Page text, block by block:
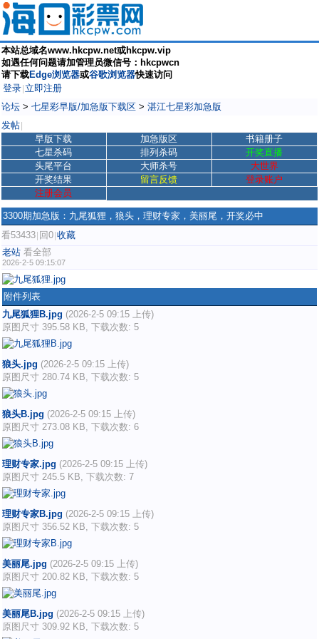
本站总域名www.hkcpw.net或hkcpw.vip
如遇任何问题请加管理员微信号：hkcpwcn
请下载Edge浏览器或谷歌浏览器快速访问
登录 立即注册
论坛 > 七星彩早版/加急版下载区 > 湛江七星彩加急版
发帖
早版下载 加急版区
书籍册子
七星杀码
排列杀码
开奖直播
头尾平台
大师杀号
大世界
开奖结果
留言反馈
登录账户
注册会员
3300期加急版：九尾狐狸，狼头，理财专家，美丽尾，开奖必中
看53433 回0 收藏
老站 看全部
2026-2-5 09:15:07
附件列表
九尾狐狸B.jpg (2026-2-5 09:15 上传)
原图尺寸 395.58 KB, 下载次数: 5
狼头.jpg (2026-2-5 09:15 上传)
原图尺寸 280.74 KB, 下载次数: 5
狼头B.jpg (2026-2-5 09:15 上传)
原图尺寸 273.08 KB, 下载次数: 6
理财专家.jpg (2026-2-5 09:15 上传)
原图尺寸 245.5 KB, 下载次数: 7
理财专家B.jpg (2026-2-5 09:15 上传)
原图尺寸 356.52 KB, 下载次数: 5
美丽尾.jpg (2026-2-5 09:15 上传)
原图尺寸 200.82 KB, 下载次数: 5
美丽尾B.jpg (2026-2-5 09:15 上传)
原图尺寸 309.92 KB, 下载次数: 5